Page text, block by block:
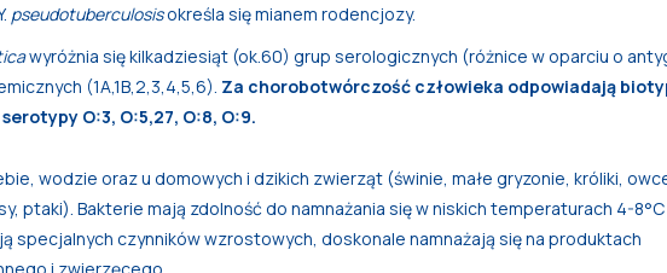
pseudotuberculosisokreśla się mianem rodencjozy.
wyróżnia się kilkadziesiąt (ok.60) grup serologicznych (różnice w oparciu o
(1A,1B,2,3,4,5,6). Za chorobotwórczość człowieka odpowiadają
O:3, O:5,27, O:8, O:9.
wodzie oraz u domowych i dzikich zwierząt (świnie, małe gryzonie, króliki,
ptaki). Bakterie mają zdolność do namnażania się w niskich temperaturach 4-8°C
specjalnych czynników wzrostowych, doskonale namnażają się na produktach